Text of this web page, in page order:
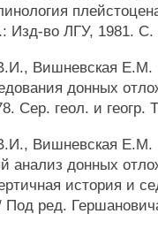
Изд-во ЛГУ, 1981. С.
Вишневская Е.М.
донных
Сер. геол. и геогр.
Вишневская Е.М.
анализ донных
история и
Под ред.